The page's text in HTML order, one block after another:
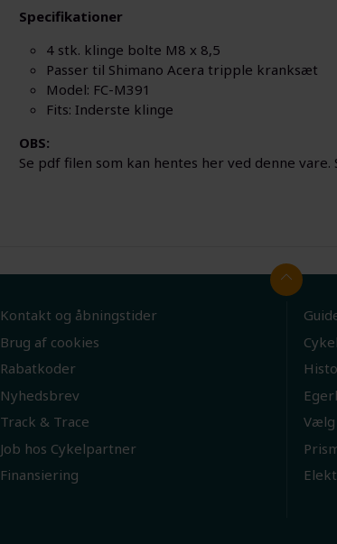
Specifikationer
4 stk. klinge bolte M8 x 8,5
Passer til Shimano Acera tripple kranksæt
Model: FC-M391
Fits: Inderste klinge
OBS:
Se pdf filen som kan hentes her ved denne vare.
Kontakt og åbningstider
Brug af cookies
Rabatkoder
Nyhedsbrev
Track & Trace
Job hos Cykelpartner
Finansiering